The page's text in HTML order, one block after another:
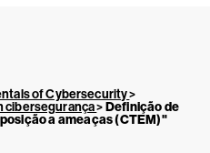
of Cybersecurity>
cibersegurança>Definição de
a ameaças (CTEM)"